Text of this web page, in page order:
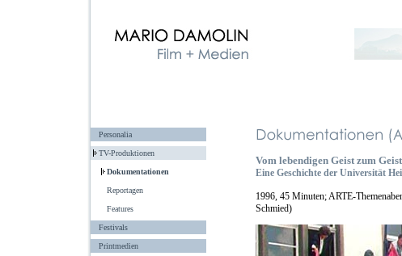
Personalia
TV-Produktionen
Dokumentationen
Reportagen
Features
Festivals
Printmedien
Vom lebendigen Geist zum
Eine Geschichte der Universität
1996, 45 Minuten; ARTE-
Schmied)